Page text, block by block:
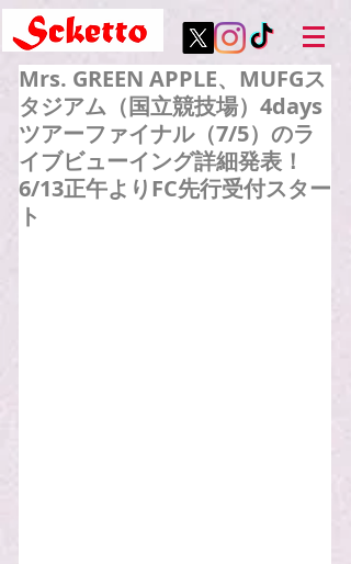
Mrs. GREEN APPLE、MUFGス
タジアム（国立競技場）4days
ツアーファイナル（7/5）のラ
イブビューイング詳細発表！
6/13正午よりFC先行受付スター
ト